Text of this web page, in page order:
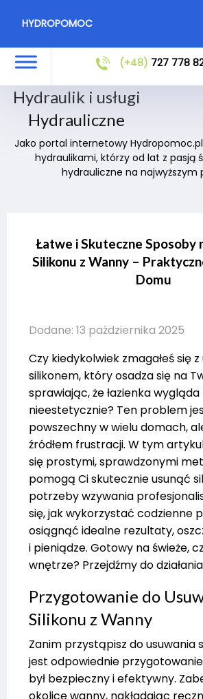
HYDROPOMOC
(+48) 727 778
Hydraulik i usługi
Hydrauliczne
Jako portal internetowy
hydraulikami, którzy od lat z pasją
hydrauliczne na najwyższym
Łatwe i Skuteczne Sposoby
Silikonu z Wanny –
Domu
Dodane: 13 października 2025
Czy kiedykolwiek zmagałeś się
silikonem, który osadza się na
sprawiając, że łazienka wygląda
nieestetycznie? Ten problem
powszechny w wielu domach,
źródłem frustracji. W tym
się prostymi, sprawdzonymi
pomogą Ci skutecznie usunąć
potrzeby wzywania
się, jak wykorzystać codzienne
osiągnąć idealne rezultaty,
i pieniądze. Gotowy na świeże,
wnętrze? Przejdźmy do
Przygotowanie do
Silikonu z Wanny
Zanim przystąpisz do usuwania
jest odpowiednie
był bezpieczny i efektywny.
okolicę wanny, nakładając